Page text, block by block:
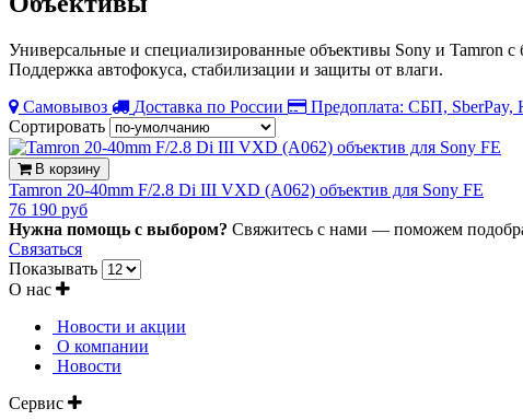
Универсальные и специализированные объективы Sony и Tamron
Поддержка автофокуса, стабилизации и защиты от влаги.
Самовывоз
Доставка по России
Предоплата: СБП,
Сортировать
В корзину
Tamron 20-40mm F/2.8 Di III VXD (A062) объектив для Sony FE
76 190 руб
Нужна помощь с выбором? Свяжитесь с нами — поможем
Связаться
Показывать
О нас
Новости и акции
О компании
Новости
Сервис